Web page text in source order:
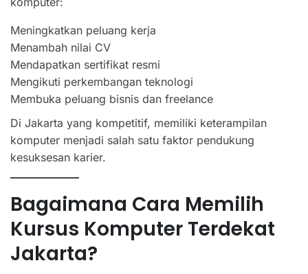
Meningkatkan peluang kerja
Menambah nilai CV
Mendapatkan sertifikat resmi
Mengikuti perkembangan teknologi
Membuka peluang bisnis dan freelance
Di Jakarta yang kompetitif, memiliki keterampilan
komputer menjadi salah satu faktor pendukung
kesuksesan karier.
Bagaimana Cara Memilih
Kursus Komputer Terdekat
Jakarta?